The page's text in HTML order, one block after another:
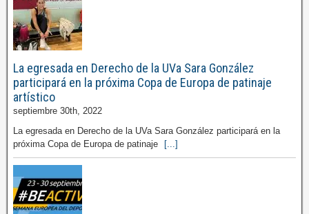
La egresada en Derecho de la UVa Sara González
participará en la próxima Copa de Europa de patinaje
artístico
septiembre 30th, 2022
La egresada en Derecho de la UVa Sara González participará en la
próxima Copa de Europa de patinaje
[...]